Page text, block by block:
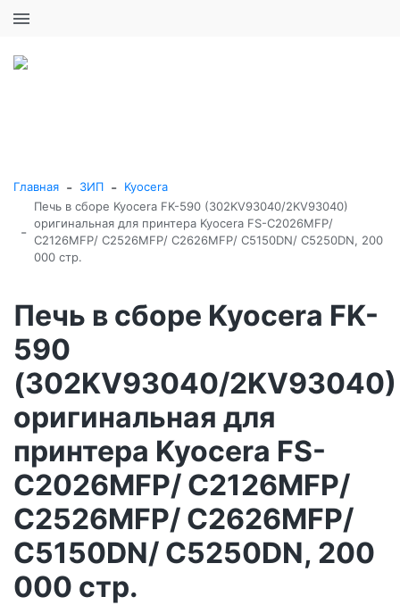
Главная - ЗИП - Kyocera
-
Печь в сборе Kyocera FK-590 (302KV93040/2KV93040)
оригинальная для принтера Kyocera FS-C2026MFP/
C2126MFP/ C2526MFP/ C2626MFP/ C5150DN/ C5250DN, 200
000 стр.
Печь в сборе Kyocera FK-
590
(302KV93040/2KV93040)
оригинальная для
принтера Kyocera FS-
C2026MFP/ C2126MFP/
C2526MFP/ C2626MFP/
C5150DN/ C5250DN, 200
000 стр.